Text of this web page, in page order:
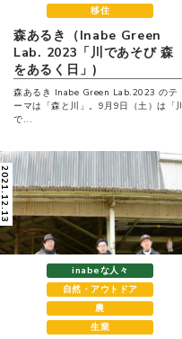
移住
森あるき（Inabe Green
Lab. 2023「川であそび 森
をあるく日」)
森あるき Inabe Green Lab.2023 のテ
ーマは「森と川」。9月9日（土）は「川
で...
inabeな人々
自然・アウトドア
農
生業